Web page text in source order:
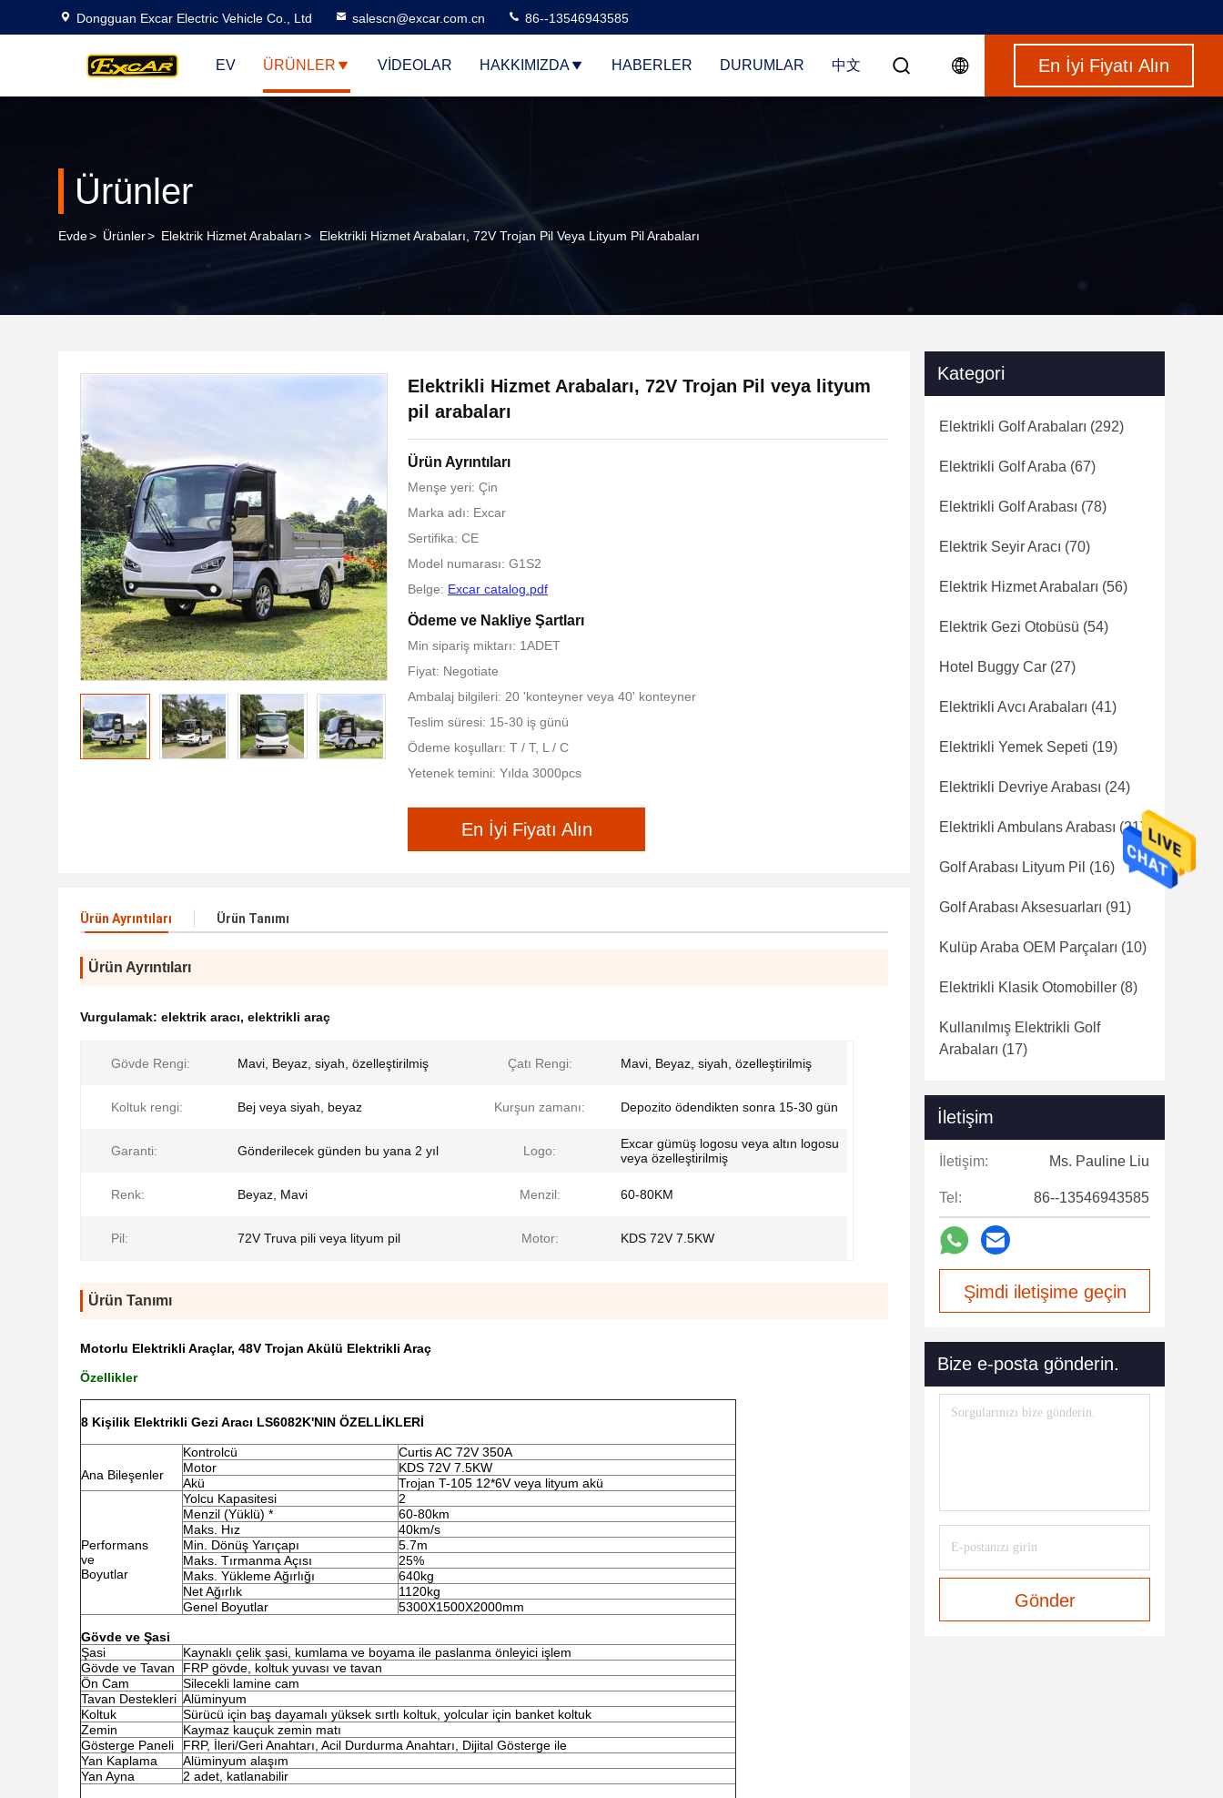
Dongguan Excar Electric Vehicle Co., Ltd salescn@excar.com.cn 86--13546943585
EV ÜRÜNLER VIDEOLAR HAKKIMIZDA HABERLER DURUMLAR 中文 En İyi Fiyatı Alın
Ürünler
Evde> Ürünler> Elektrik Hizmet Arabaları> Elektrikli Hizmet Arabaları, 72V Trojan Pil Veya Lityum Pil Arabaları
Elektrikli Hizmet Arabaları, 72V Trojan Pil veya lityum
pil arabaları
Ürün Ayrıntıları
Menşe yeri: Çin
Marka adı: Excar
Sertifika: CE
Model numarası: G1S2
Belge: Excar catalog.pdf
Ödeme ve Nakliye Şartları
Min sipariş miktarı: 1ADET
Fiyat: Negotiate
Ambalaj bilgileri: 20 'konteyner veya 40' konteyner
Teslim süresi: 15-30 iş günü
Ödeme koşulları: T / T, L / C
Yetenek temini: Yılda 3000pcs
En İyi Fiyatı Alın
Ürün Ayrıntıları Ürün Tanımı
Ürün Ayrıntıları
Vurgulamak: elektrik aracı, elektrikli araç
Gövde Rengi: Mavi, Beyaz, siyah, özelleştirilmiş Çatı Rengi: Mavi, Beyaz, siyah, özelleştirilmiş
Koltuk rengi: Bej veya siyah, beyaz Kurşun zamanı: Depozito ödendikten sonra 15-30 gün
Garanti: Gönderilecek günden bu yana 2 yıl Logo:
Excar gümüş logosu veya altın logosu
veya özelleştirilmiş
Renk: Beyaz, Mavi Menzil: 60-80KM
Pil: 72V Truva pili veya lityum pil Motor: KDS 72V 7.5KW
Ürün Tanımı
Motorlu Elektrikli Araçlar, 48V Trojan Akülü Elektrikli Araç
Özellikler
8 Kişilik Elektrikli Gezi Aracı LS6082K'NIN ÖZELLİKLERİ
Ana Bileşenler
Kontrolcü
Curtis AC 72V 350A
Motor
KDS 72V 7.5KW
Akü
Trojan T-105 12*6V veya lityum akü
Performans
ve
Boyutlar
Yolcu Kapasitesi
2
Menzil (Yüklü) *
60-80km
Maks. Hız
40km/s
Min. Dönüş Yarıçapı
5.7m
Maks. Tırmanma Açısı
25%
Maks. Yükleme Ağırlığı
640kg
Net Ağırlık
1120kg
Genel Boyutlar
5300X1500X2000mm
Gövde ve Şasi
Şasi
Kaynaklı çelik şasi, kumlama ve boyama ile paslanma önleyici işlem
Gövde ve Tavan
FRP gövde, koltuk yuvası ve tavan
Ön Cam
Silecekli lamine cam
Tavan Destekleri Alüminyum
Koltuk
Sürücü için baş dayamalı yüksek sırtlı koltuk, yolcular için banket koltuk
Zemin
Kaymaz kauçuk zemin matı
Gösterge Paneli
FRP, İleri/Geri Anahtarı, Acil Durdurma Anahtarı, Dijital Gösterge ile
Yan Kaplama
Alüminyum alaşım
Yan Ayna
2 adet, katlanabilir
Kategori
Elektrikli Golf Arabaları (292)
Elektrikli Golf Araba (67)
Elektrikli Golf Arabası (78)
Elektrik Seyir Aracı (70)
Elektrik Hizmet Arabaları (56)
Elektrik Gezi Otobüsü (54)
Hotel Buggy Car (27)
Elektrikli Avcı Arabaları (41)
Elektrikli Yemek Sepeti (19)
Elektrikli Devriye Arabası (24)
Elektrikli Ambulans Arabası (21)
Golf Arabası Lityum Pil (16)
Golf Arabası Aksesuarları (91)
Kulüp Araba OEM Parçaları (10)
Elektrikli Klasik Otomobiller (8)
Kullanılmış Elektrikli Golf
Arabaları (17)
İletişim
İletişim: Ms. Pauline Liu
Tel: 86--13546943585
Şimdi iletişime geçin
Bize e-posta gönderin.
Gönder